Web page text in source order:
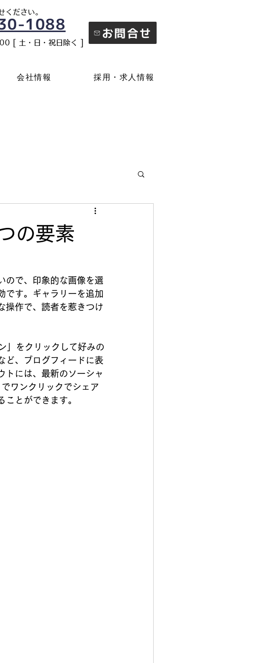
ください。
1088
[ 土・日・祝日除く ]
お問合せ
会社情報 採用・求人情報
の要素
ので、印象的な画像を選
です。ギャラリーを追加
操作で、読者を惹きつけ
」をクリックして好みの
ど、ブログフィードに表
トには、最新のソーシャ
ワンクリックでシェア
とができます。